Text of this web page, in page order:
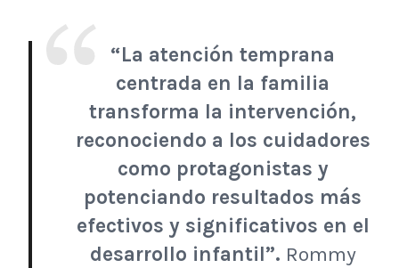
“La atención temprana
centrada en la familia
transforma la intervención,
reconociendo a los cuidadores
como protagonistas y
potenciando resultados más
efectivos y significativos en el
desarrollo infantil”. Rommy